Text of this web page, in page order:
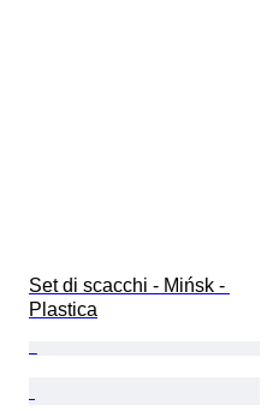
Set di scacchi - Mińsk -
Plastica